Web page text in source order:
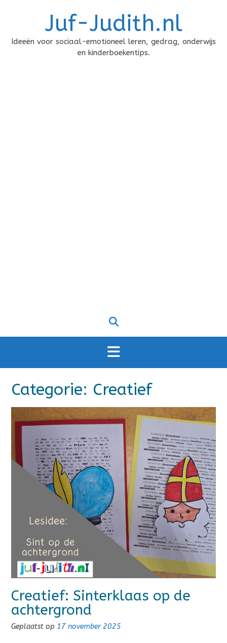
Juf-Judith.nl
Ideeën voor sociaal-emotioneel leren, gedrag, onderwijs
en kinderboekentips.
Categorie: Creatief
Creatief: Sinterklaas op de
achtergrond
Geplaatst op 17 november 2025